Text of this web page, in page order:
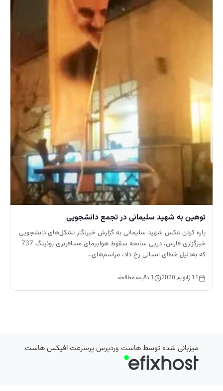
توهین به شهید سلیمانی در تجمع دانشجویی
پاره کردن عکس شهید سلیمانی به گزارش خبرنگار تشکل‌های دانشجویی
خبرگزاری فارس، درپی سانحه سقوط هواپیمای مسافربری بوئینگ 737
که به‌دلیل خطای انسانی رخ داد، مراسم‌های…
11 ژانویه, 2020 1 دقیقه مطالعه
میزبانی شده توسطهاست وردپرس پرسرعتافیکس هاست